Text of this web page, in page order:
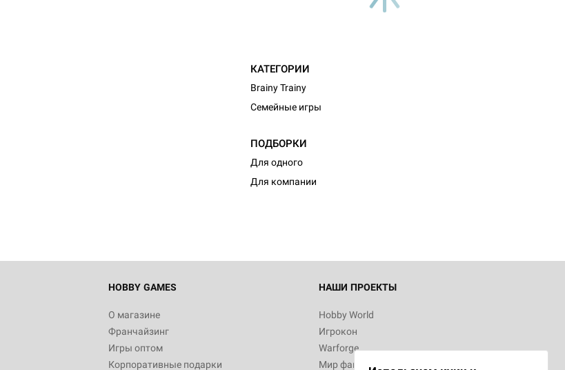
КАТЕГОРИИ
Brainy Trainy
Семейные игры
ПОДБОРКИ
Для одного
Для компании
HOBBY GAMES
О магазине
Франчайзинг
Игры оптом
Корпоративные подарки
НАШИ ПРОЕКТЫ
Hobby World
Игрокон
Warforge
Мир фантастики